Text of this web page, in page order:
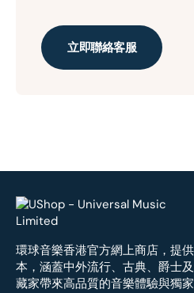
立即聯絡客服
環球音樂香港官方網上商店，提
本，涵蓋中外流行、古典、爵士
藏家帶來高品質的音樂體驗與獨家